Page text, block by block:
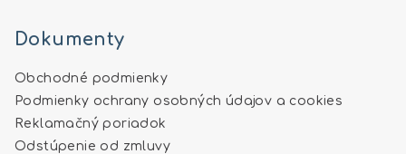
Dokumenty
Obchodné podmienky
Podmienky ochrany osobných údajov a cookies
Reklamačný poriadok
Odstúpenie od zmluvy